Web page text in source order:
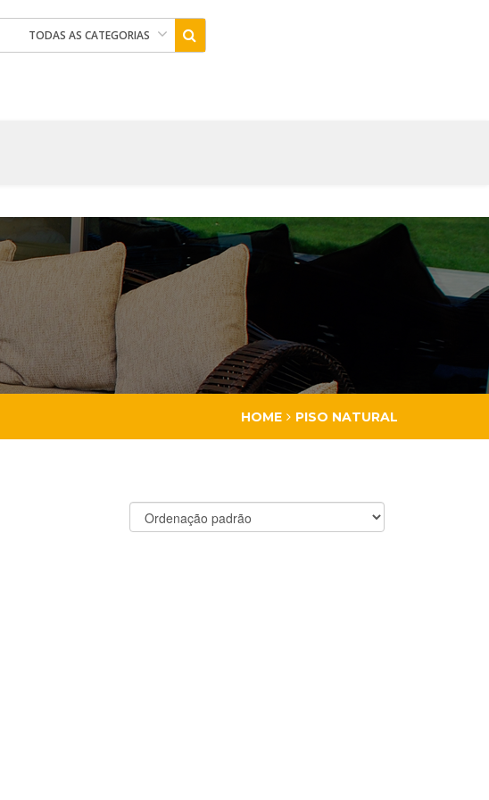
TODAS AS CATEGORIAS
HOME PISO NATURAL